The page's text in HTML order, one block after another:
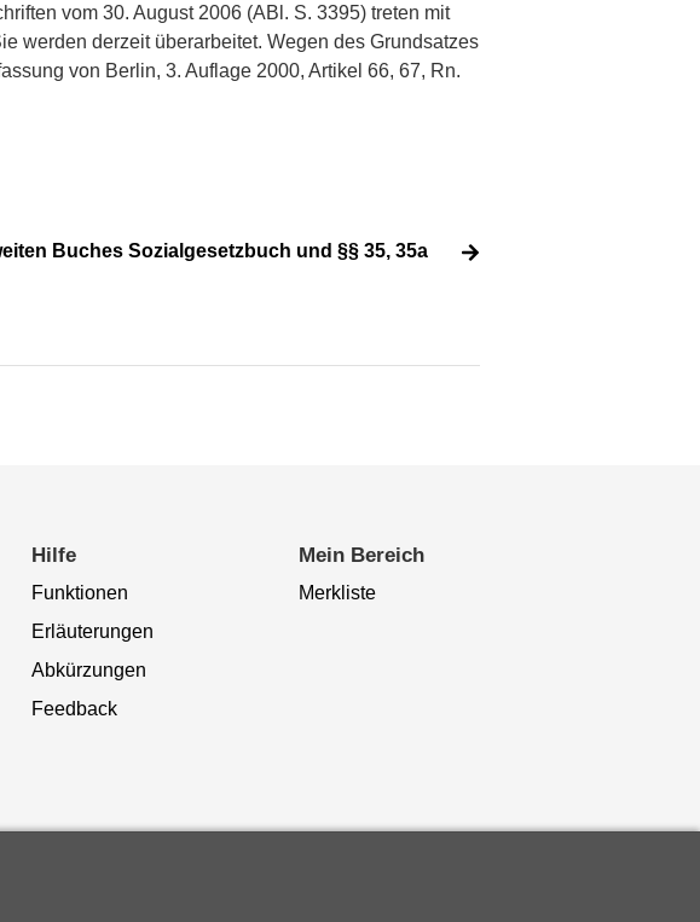
vom 30. August 2006 (ABl. S. 3395) treten mit
werden derzeit überarbeitet. Wegen des Grundsatzes
von Berlin, 3. Auflage 2000, Artikel 66, 67, Rn.
Buches Sozialgesetzbuch und §§ 35, 35a
Hilfe
Funktionen
Erläuterungen
Abkürzungen
Feedback
Mein Bereich
Merkliste